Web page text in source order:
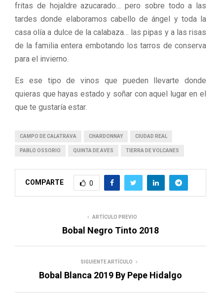
fritas de hojaldre azucarado… pero sobre todo a las
tardes donde elaboramos cabello de ángel y toda la
casa olía a dulce de la calabaza… las pipas y a las risas
de la familia entera embotando los tarros de conserva
para el invierno.
Es ese tipo de vinos que pueden llevarte donde
quieras que hayas estado y soñar con aquel lugar en el
que te gustaría estar.
CAMPO DE CALATRAVA CHARDONNAY CIUDAD REAL
PABLO OSSORIO QUINTA DE AVES TIERRA DE VOLCANES
COMPARTE 0
ARTÍCULO PREVIO
Bobal Negro Tinto 2018
SIGUIENTE ARTÍCULO
Bobal Blanca 2019 By Pepe Hidalgo